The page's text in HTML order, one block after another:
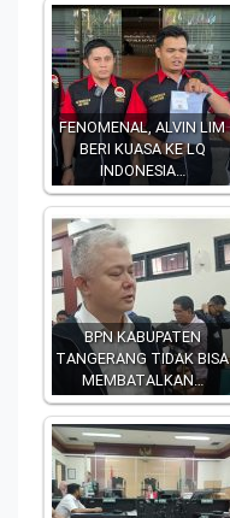
FENOMENAL, ALVIN LIM
BERI KUASA KE LQ
INDONESIA…
BPN KABUPATEN
TANGERANG TIDAK BISA
MEMBATALKAN…